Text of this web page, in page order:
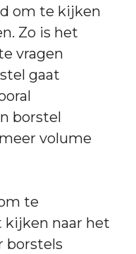
om te kijken
Zo is het
vragen
gaat
borstel
volume
te
kijken naar het
borstels